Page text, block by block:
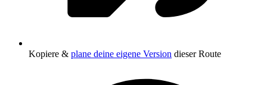
Kopiere & plane deine eigene Version dieser Route